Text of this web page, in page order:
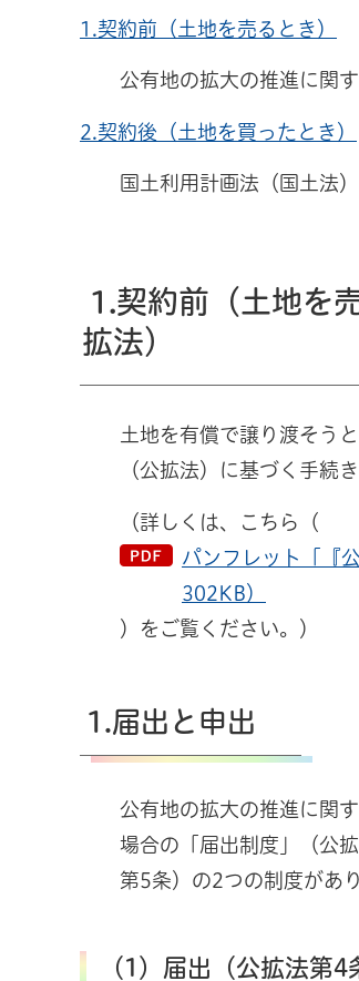
1.契約前（土地を売るとき）
公有地の拡大の推進に関
2.契約後（土地を買ったとき）
国土利用計画法（国土法
1.契約前（土地を
拡法）
土地を有償で譲り渡そう
（公拡法）に基づく手続
（詳しくは、こちら（
パンフレット「『
302KB）
）をご覧ください。）
1.届出と申出
公有地の拡大の推進に関
場合の「届出制度」（公
第5条）の2つの制度があり
（1）届出（公拡法第4